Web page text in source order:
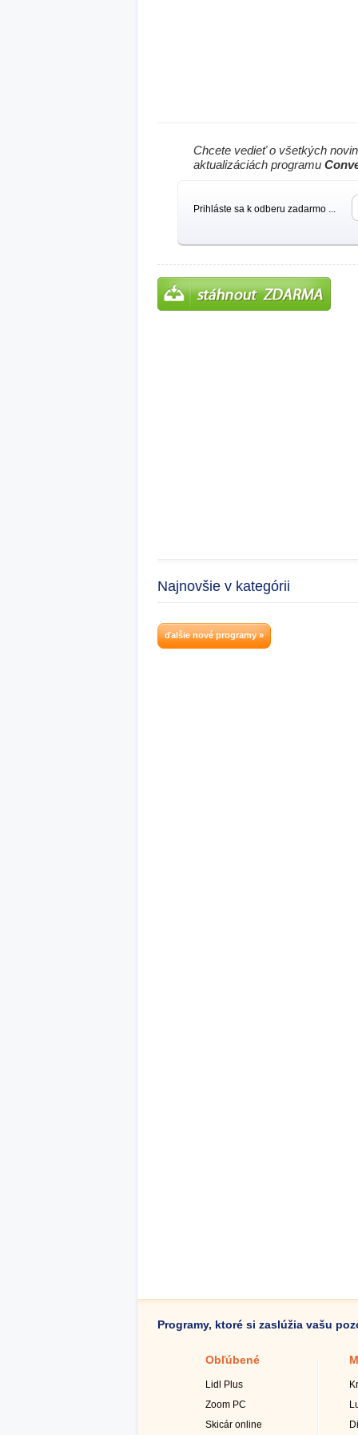
Chcete vedieť o všetkých
aktualizáciách programu
Prihláste sa k odberu zadarmo ...
Najnovšie v kategórii
ďalšie nové programy »
Programy, ktoré si zaslúžia vašu
Obľúbené
Lidl Plus
Zoom PC
Skicár online